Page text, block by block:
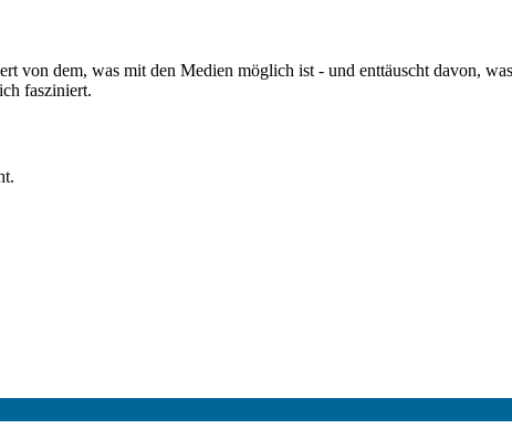
von dem, was mit den Medien möglich ist - und enttäuscht davon,
fasziniert.